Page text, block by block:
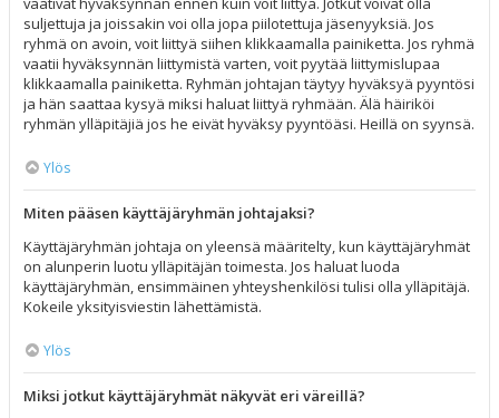
suljettuja ja joissakin voi olla jopa piilotettuja jäsenyyksiä. Jos
ryhmä on avoin, voit liittyä siihen klikkaamalla painiketta. Jos ryhmä
vaatii hyväksynnän liittymistä varten, voit pyytää liittymislupaa
klikkaamalla painiketta. Ryhmän johtajan täytyy hyväksyä pyyntösi
ja hän saattaa kysyä miksi haluat liittyä ryhmään. Älä häiriköi
ryhmän ylläpitäjiä jos he eivät hyväksy pyyntöäsi. Heillä on syynsä.
Ylös
Miten pääsen käyttäjäryhmän johtajaksi?
Käyttäjäryhmän johtaja on yleensä määritelty, kun käyttäjäryhmät
on alunperin luotu ylläpitäjän toimesta. Jos haluat luoda
käyttäjäryhmän, ensimmäinen yhteyshenkilösi tulisi olla ylläpitäjä.
Kokeile yksityisviestin lähettämistä.
Ylös
Miksi jotkut käyttäjäryhmät näkyvät eri väreillä?